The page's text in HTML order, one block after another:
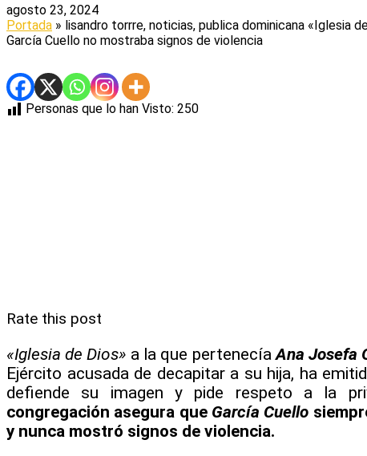
agosto 23, 2024
Portada » lisandro torrre, noticias, publica dominicana «Iglesia
García Cuello no mostraba signos de violencia
Personas que lo han Visto: 250
Rate this post
«Iglesia de Dios» a la que pertenecíaAna Josefa
Ejército acusada de decapitar a su hija, ha
defiende su imagen y pide respeto a la
congregación asegura que García Cuello
y nunca mostró signos de violencia.